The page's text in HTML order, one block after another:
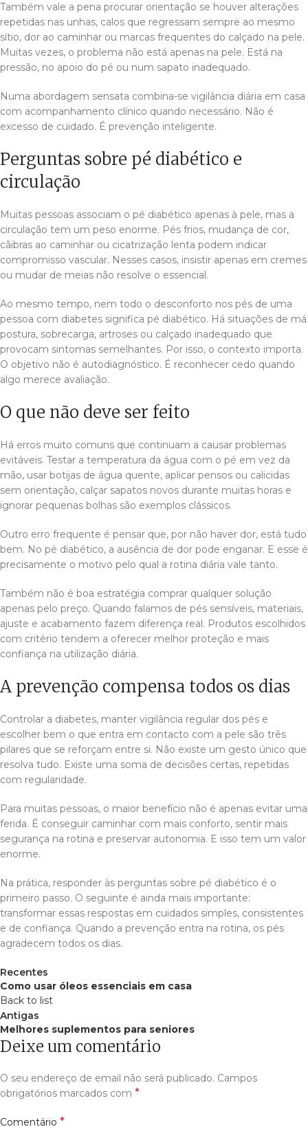
Também vale a pena procurar orientação se houver alterações
repetidas nas unhas, calos que regressam sempre ao mesmo
sítio, dor ao caminhar ou marcas frequentes do calçado na pele.
Muitas vezes, o problema não está apenas na pele. Está na
pressão, no apoio do pé ou num sapato inadequado.
Numa abordagem sensata combina-se vigilância diária em casa
com acompanhamento clínico quando necessário. Não é
excesso de cuidado. É prevenção inteligente.
Perguntas sobre pé diabético e
circulação
Muitas pessoas associam o pé diabético apenas à pele, mas a
circulação tem um peso enorme. Pés frios, mudança de cor,
cãibras ao caminhar ou cicatrização lenta podem indicar
compromisso vascular. Nesses casos, insistir apenas em cremes
ou mudar de meias não resolve o essencial.
Ao mesmo tempo, nem todo o desconforto nos pés de uma
pessoa com diabetes significa pé diabético. Há situações de má
postura, sobrecarga, artroses ou calçado inadequado que
provocam sintomas semelhantes. Por isso, o contexto importa.
O objetivo não é autodiagnóstico. É reconhecer cedo quando
algo merece avaliação.
O que não deve ser feito
Há erros muito comuns que continuam a causar problemas
evitáveis. Testar a temperatura da água com o pé em vez da
mão, usar botijas de água quente, aplicar pensos ou calicidas
sem orientação, calçar sapatos novos durante muitas horas e
ignorar pequenas bolhas são exemplos clássicos.
Outro erro frequente é pensar que, por não haver dor, está tudo
bem. No pé diabético, a ausência de dor pode enganar. E esse é
precisamente o motivo pelo qual a rotina diária vale tanto.
Também não é boa estratégia comprar qualquer solução
apenas pelo preço. Quando falamos de pés sensíveis, materiais,
ajuste e acabamento fazem diferença real. Produtos escolhidos
com critério tendem a oferecer melhor proteção e mais
confiança na utilização diária.
A prevenção compensa todos os dias
Controlar a diabetes, manter vigilância regular dos pés e
escolher bem o que entra em contacto com a pele são três
pilares que se reforçam entre si. Não existe um gesto único que
resolva tudo. Existe uma soma de decisões certas, repetidas
com regularidade.
Para muitas pessoas, o maior benefício não é apenas evitar uma
ferida. É conseguir caminhar com mais conforto, sentir mais
segurança na rotina e preservar autonomia. E isso tem um valor
enorme.
Na prática, responder às perguntas sobre pé diabético é o
primeiro passo. O seguinte é ainda mais importante:
transformar essas respostas em cuidados simples, consistentes
e de confiança. Quando a prevenção entra na rotina, os pés
agradecem todos os dias.
Recentes
Como usar óleos essenciais em casa
Back to list
Antigas
Melhores suplementos para seniores
Deixe um comentário
O seu endereço de email não será publicado. Campos
obrigatórios marcados com *
Comentário *